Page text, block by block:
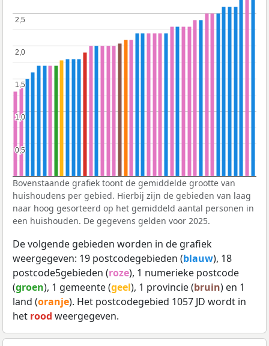
0,5
0,5
1,0
1,0
1,5
1,5
2,0
2,0
2,5
2,5
Bovenstaande grafiek toont de gemiddelde grootte van
huishoudens per gebied. Hierbij zijn de gebieden van laag
naar hoog gesorteerd op het gemiddeld aantal personen in
een huishouden. De gegevens gelden voor 2025.
De volgende gebieden worden in de grafiek
weergegeven: 19 postcodegebieden (blauw), 18
postcode5gebieden (roze), 1 numerieke postcode
(groen), 1 gemeente (geel), 1 provincie (bruin) en 1
land (oranje). Het postcodegebied 1057 JD wordt in
het rood weergegeven.